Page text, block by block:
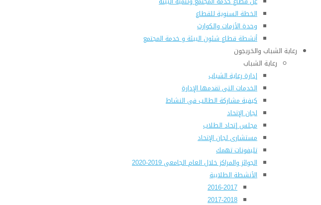
الخطة السنوية للقطاع
وحدة الأزمات والكوارث
أنشطة قطاع شئون البيئة و خدمة المجتمع
رعاية الشباب والخريجون
رعاية الشباب
إدارة رعاية الشباب
الخدمات التى تقدمها الإدارة
كيفية مشاركة الطالب فى النشاط
لجان الإتحاد
مجلس إتحاد الطلاب
مستشارى لجان الإتحاد
تليفونات تهمك
الجوائز والمراكز خلال العام الجامعى 2019-2020
الأنشطة الطلابية
2016-2017
2017-2018